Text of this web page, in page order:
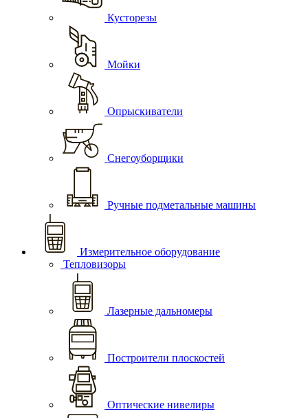
Кусторезы
Мойки
Опрыскиватели
Снегоуборщики
Ручные подметальные машины
Измерительное оборудование
Тепловизоры
Лазерные дальномеры
Построители плоскостей
Оптические нивелиры